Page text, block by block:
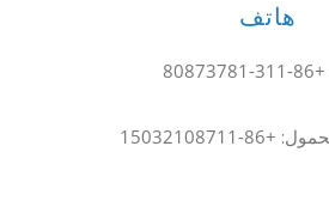
هاتف
+86-311-80873781
+86-15032108711